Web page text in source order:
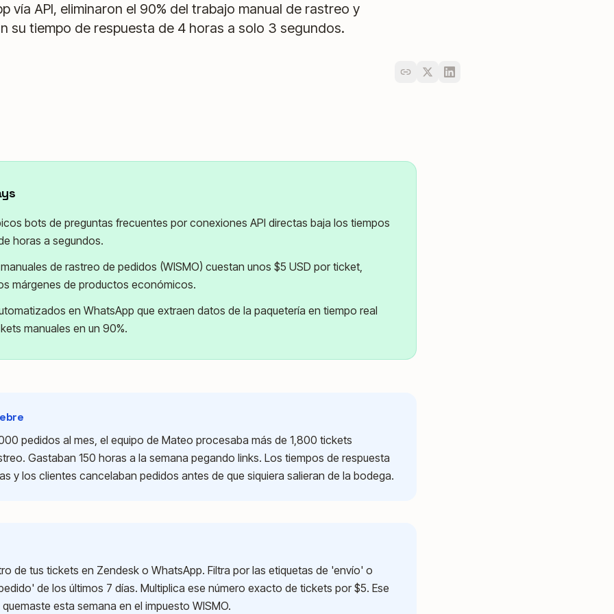
vía API, eliminaron el 90% del trabajo manual de rastreo y
su tiempo de respuesta de 4 horas a solo 3 segundos.
bots de preguntas frecuentes por conexiones API directas baja los tiempos
horas a segundos.
de rastreo de pedidos (WISMO) cuestan unos $5 USD por ticket,
márgenes de productos económicos.
en WhatsApp que extraen datos de la paquetería en tiempo real
manuales en un 90%.
pedidos al mes, el equipo de Mateo procesaba más de 1,800 tickets
Gastaban 150 horas a la semana pegando links. Los tiempos de respuesta
y los clientes cancelaban pedidos antes de que siquiera salieran de la bodega.
de tus tickets en Zendesk o WhatsApp. Filtra por las etiquetas de 'envío' o
de los últimos 7 días. Multiplica ese número exacto de tickets por $5. Ese
esta semana en el impuesto WISMO.